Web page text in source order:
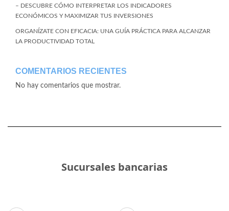
– DESCUBRE CÓMO INTERPRETAR LOS INDICADORES
ECONÓMICOS Y MAXIMIZAR TUS INVERSIONES
ORGANÍZATE CON EFICACIA: UNA GUÍA PRÁCTICA PARA ALCANZAR
LA PRODUCTIVIDAD TOTAL
COMENTARIOS RECIENTES
No hay comentarios que mostrar.
Sucursales bancarias